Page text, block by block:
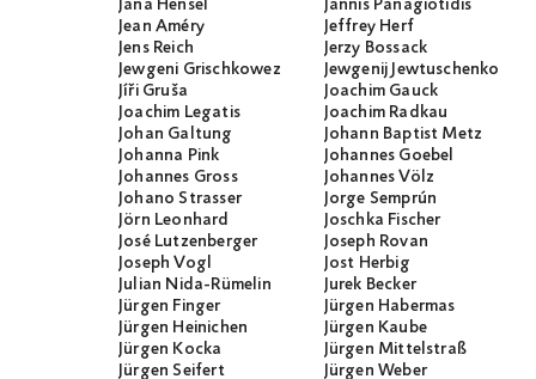
Jana Hensel
Jannis Panagiotidis
Jean Améry
Jeffrey Herf
Jens Reich
Jerzy Bossack
Jewgeni Grischkowez
Jewgenij Jewtuschenko
Jíři Gruša
Joachim Gauck
Joachim Legatis
Joachim Radkau
Johan Galtung
Johann Baptist Metz
Johanna Pink
Johannes Goebel
Johannes Gross
Johannes Völz
Johano Strasser
Jorge Semprún
Jörn Leonhard
Joschka Fischer
José Lutzenberger
Joseph Rovan
Joseph Vogl
Jost Herbig
Julian Nida-Rümelin
Jurek Becker
Jürgen Finger
Jürgen Habermas
Jürgen Heinichen
Jürgen Kaube
Jürgen Kocka
Jürgen Mittelstraß
Jürgen Seifert
Jürgen Weber